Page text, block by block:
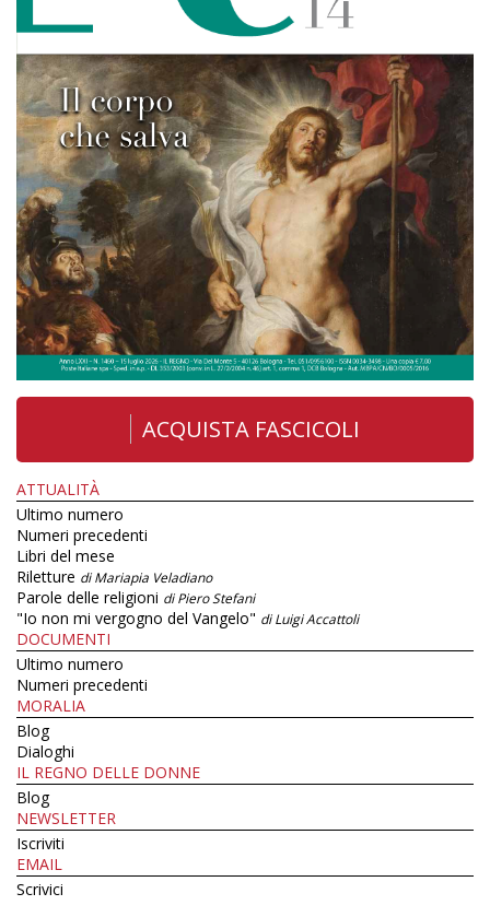
ACQUISTA FASCICOLI
ATTUALITÀ
Ultimo numero
Numeri precedenti
Libri del mese
Riletture di Mariapia Veladiano
Parole delle religioni di Piero Stefani
"Io non mi vergogno del Vangelo" di Luigi Accattoli
DOCUMENTI
Ultimo numero
Numeri precedenti
MORALIA
Blog
Dialoghi
IL REGNO DELLE DONNE
Blog
NEWSLETTER
Iscriviti
EMAIL
Scrivici